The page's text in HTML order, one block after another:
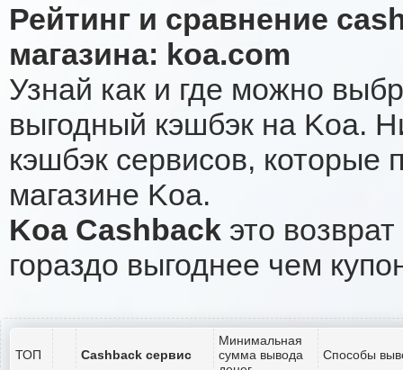
Рейтинг и сравнение
магазина: koa.com
Узнай как и где можно
выгодный кэшбэк на Koa.
кэшбэк сервисов, которые
магазине Koa.
Koa Cashback это
гораздо выгоднее чем
ТОП Cashback сервис
Минимальная
сумма вывода
Способы